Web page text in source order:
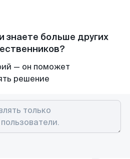
знаете больше других
— он поможет
решение